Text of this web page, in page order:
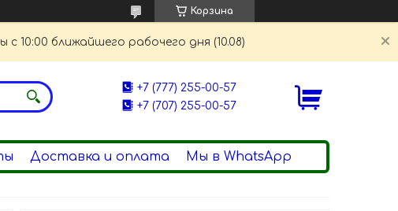
Корзина
10:00 ближайшего рабочего дня (10.08)
+7 (777) 255-00-57
+7 (707) 255-00-57
Доставка и оплата Мы в WhatsApp